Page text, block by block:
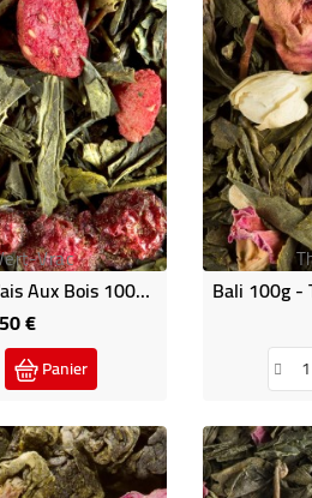
Vrac
1, 2, 3, Je M'en Vais Aux Bois 100g - Thé Vert Parfumé
€Prix
Panier